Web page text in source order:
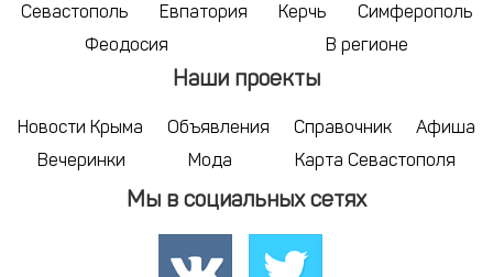
Севастополь Евпатория Керчь
Симферополь
Феодосия
В регионе
Наши проекты
Новости Крыма Объявления Справочник
Афиша
Вечеринки
Мода Карта Севастополя
Мы в социальных сетях